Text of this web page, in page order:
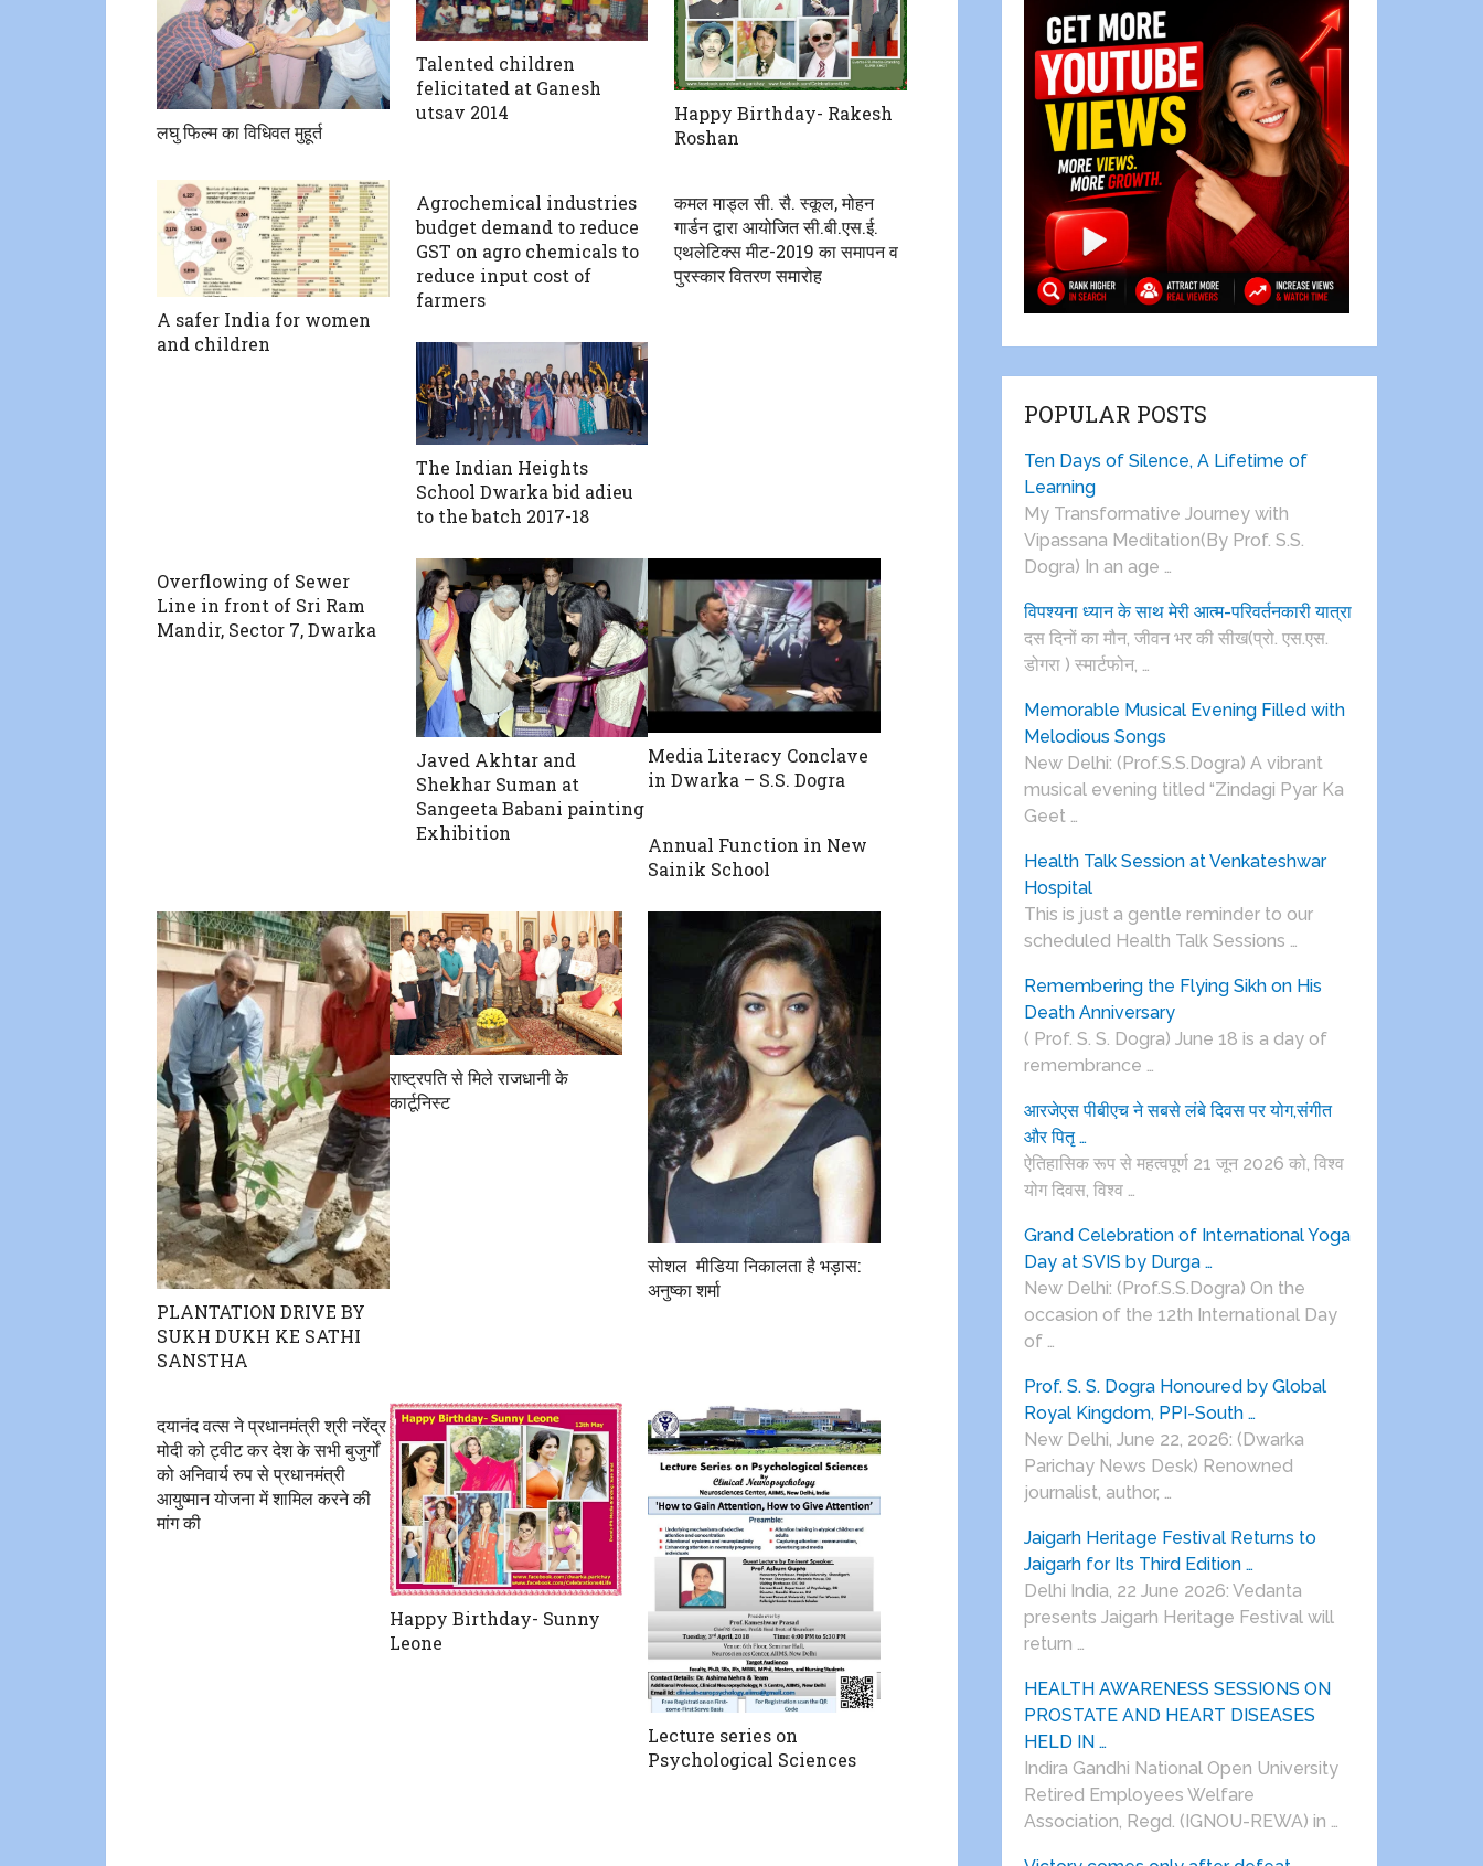
लघु फिल्म का विधिवत मुहूर्त
Talented children
felicitated at Ganesh
utsav 2014
Happy Birthday- Rakesh
Roshan
A safer India for women
and children
Agrochemical industries
budget demand to reduce
GST on agro chemicals to
reduce input cost of
farmers
कमल माड्ल सी. सै. स्कूल, मोहन
गार्डन द्वारा आयोजित सी.बी.एस.ई.
एथलेटिक्स मीट-2019 का समापन व
पुरस्कार वितरण समारोह
The Indian Heights
School Dwarka bid adieu
to the batch 2017-18
Overflowing of Sewer
Line in front of Sri Ram
Mandir, Sector 7, Dwarka
Javed Akhtar and
Shekhar Suman at
Sangeeta Babani painting
Exhibition
Media Literacy Conclave
in Dwarka – S.S. Dogra
Annual Function in New
Sainik School
PLANTATION DRIVE BY
SUKH DUKH KE SATHI
SANSTHA
राष्ट्रपति से मिले राजधानी के
कार्टूनिस्ट
सोशल ​​ मीडिया निकालता है भड़ास:
अनुष्का शर्मा
दयानंद वत्स ने प्रधानमंत्री श्री नरेंद्र
मोदी को ट्वीट कर देश के सभी बुजुर्गों
को अनिवार्य रुप से प्रधानमंत्री
आयुष्मान योजना में शामिल करने की
मांग की
Happy Birthday- Sunny
Leone
Lecture series on
Psychological Sciences
POPULAR POSTS
Ten Days of Silence, A Lifetime of
Learning
My Transformative Journey with
Vipassana Meditation(By Prof. S.S.
Dogra) In an age …
विपश्यना ध्यान के साथ मेरी आत्म-परिवर्तनकारी यात्रा
दस दिनों का मौन, जीवन भर की सीख(प्रो. एस.एस.
डोगरा ) स्मार्टफोन, …
Memorable Musical Evening Filled with
Melodious Songs
New Delhi: (Prof.S.S.Dogra) A vibrant
musical evening titled “Zindagi Pyar Ka
Geet …
Health Talk Session at Venkateshwar
Hospital
This is just a gentle reminder to our
scheduled Health Talk Sessions …
Remembering the Flying Sikh on His
Death Anniversary
( Prof. S. S. Dogra) June 18 is a day of
remembrance …
आरजेएस पीबीएच ने सबसे लंबे दिवस पर योग,संगीत
और पितृ …
ऐतिहासिक रूप से महत्वपूर्ण 21 जून 2026 को, विश्व
योग दिवस, विश्व …
Grand Celebration of International Yoga
Day at SVIS by Durga …
New Delhi: (Prof.S.S.Dogra) On the
occasion of the 12th International Day
of …
Prof. S. S. Dogra Honoured by Global
Royal Kingdom, PPI-South …
New Delhi, June 22, 2026: (Dwarka
Parichay News Desk) Renowned
journalist, author, …
Jaigarh Heritage Festival Returns to
Jaigarh for Its Third Edition …
Delhi India, 22 June 2026: Vedanta
presents Jaigarh Heritage Festival will
return …
HEALTH AWARENESS SESSIONS ON
PROSTATE AND HEART DISEASES
HELD IN …
Indira Gandhi National Open University
Retired Employees Welfare
Association, Regd. (IGNOU-REWA) in …